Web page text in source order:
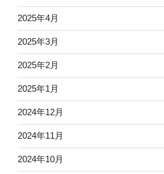
2025年4月
2025年3月
2025年2月
2025年1月
2024年12月
2024年11月
2024年10月